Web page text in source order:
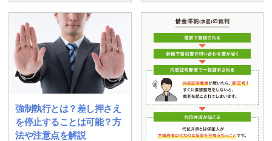
強制執行とは？差し押さえ
を停止することは可能？方
法や注意点を解説